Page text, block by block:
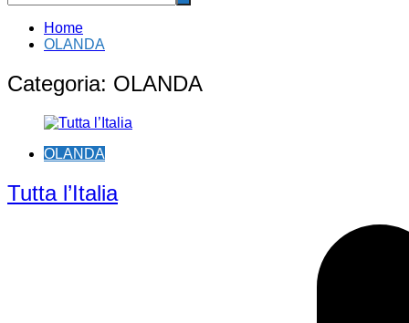
Home
OLANDA
Categoria: OLANDA
OLANDA
Tutta l’Italia